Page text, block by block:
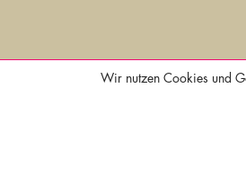
Wir nutzen Cookies und